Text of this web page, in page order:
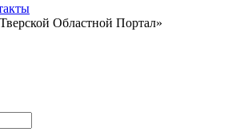
Областной Портал»